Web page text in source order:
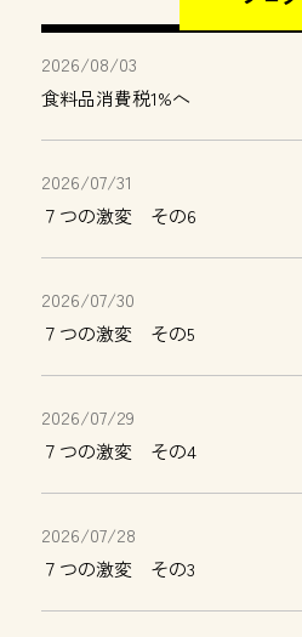
2026/08/03
食料品消費税1%へ
2026/07/31
７つの激変 その6
2026/07/30
７つの激変 その5
2026/07/29
７つの激変 その4
2026/07/28
７つの激変 その3